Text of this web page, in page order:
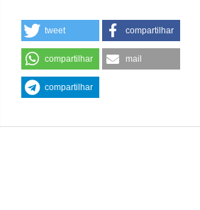
tweet compartilhar
compartilhar mail
compartilhar